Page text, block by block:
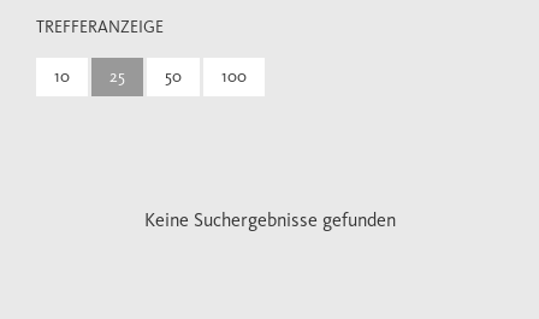
TREFFERANZEIGE
10 25 50 100
Keine Suchergebnisse gefunden